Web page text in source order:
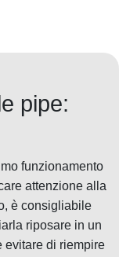
pipe:
funzionamento
attenzione alla
è consigliabile
riposare in un
evitare di riempire